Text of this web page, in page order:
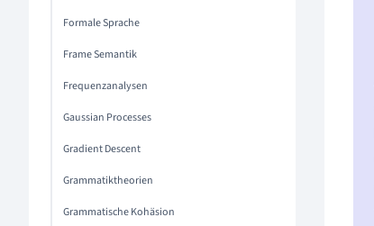
Formale Sprache
Frame Semantik
Frequenzanalysen
Gaussian Processes
Gradient Descent
Grammatiktheorien
Grammatische Kohäsion